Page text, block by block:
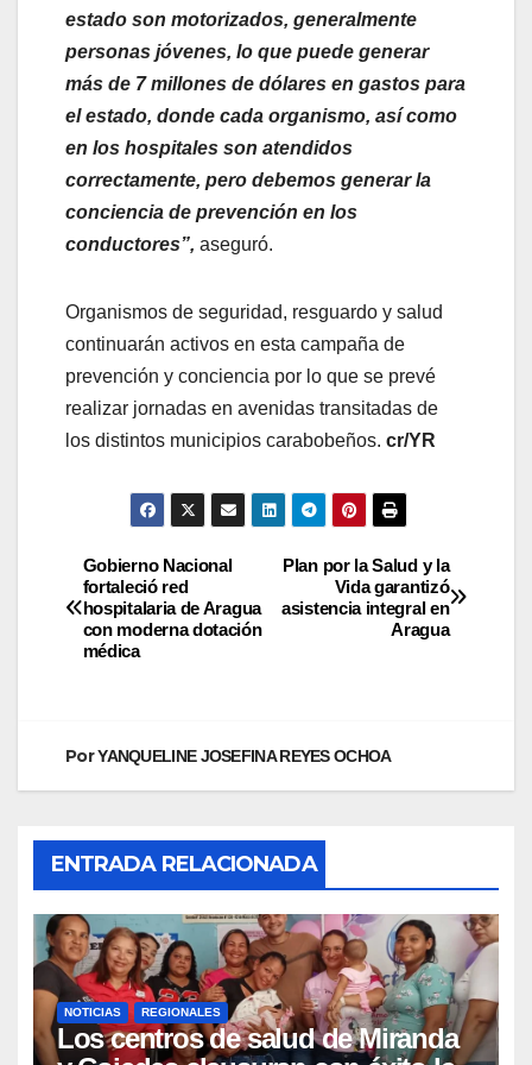
estado son motorizados, generalmente
personas jóvenes, lo que puede generar
más de 7 millones de dólares en gastos para
el estado, donde cada organismo, así como
en los hospitales son atendidos
correctamente, pero debemos generar la
conciencia de prevención en los
conductores”, aseguró.
Organismos de seguridad, resguardo y salud
continuarán activos en esta campaña de
prevención y conciencia por lo que se prevé
realizar jornadas en avenidas transitadas de
los distintos municipios carabobeños. cr/YR
Plan por la Salud y la
Vida garantizó
asistencia integral en
Aragua
Gobierno Nacional
fortaleció red
hospitalaria de Aragua
con moderna dotación
médica
PorYANQUELINE JOSEFINA REYES OCHOA
ENTRADA RELACIONADA
NOTICIAS REGIONALES
Los centros de salud de Miranda